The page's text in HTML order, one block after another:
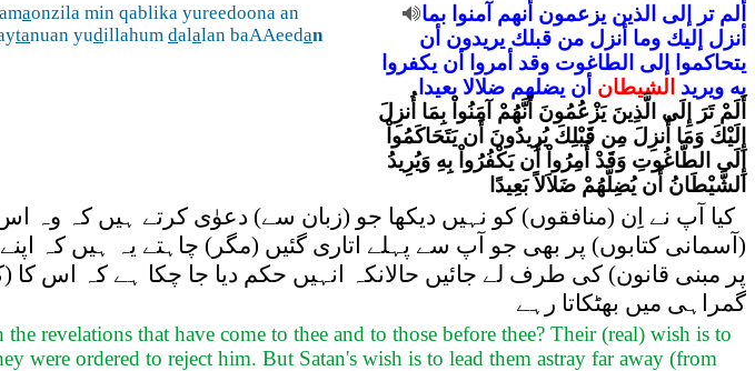
aonzila min qablika yureedoona an
tanuan yudillahum dalalan baAAeedan
ألم تر إلى الذين يزعمون أنهم آمنوا بما
أنزل إليك وما أنزل من قبلك يريدون أن
يتحاكموا
إلى الطاغوت وقد أمروا أن يكفروا
به ويريد الشيطان أن يضلهم ضلالا بعيدا
أَلَمْ تَرَ إِلَى الَّذِينَ يَزْعُمُونَ أَنَّهُمْ آمَنُواْ بِمَا أُنزِلَ
إِلَيْكَ وَمَا أُنزِلَ مِن قَبْلِكَ يُرِيدُونَ أَن يَتَحَاكَمُواْ
إِلَى الطَّاغُوتِ وَقَدْ أُمِرُواْ أَن يَكْفُرُواْ بِهِ وَيُرِيدُ
الشَّيْطَانُ أَن يُضِلَّهُمْ ضَلاَلاً بَعِيدًا
کیا آپ نے اِن (منافقوں) کو نہیں دیکھا جو (زبان سے) دعوٰی کرتے ہیں کہ وہ
(آسمانی کتابوں) پر بھی جو آپ سے پہلے اتاری گئیں (مگر) چاہتے یہ ہیں کہ
پر مبنی قانون) کی طرف لے جائیں حالانکہ انہیں حکم دیا جا چکا ہے کہ اس کا
گمراہی میں بھٹکاتا رہے
revelations that have come to thee and to those before thee? Their (real) wish is to
were ordered to reject him. But Satan's wish is to lead them astray far away (from